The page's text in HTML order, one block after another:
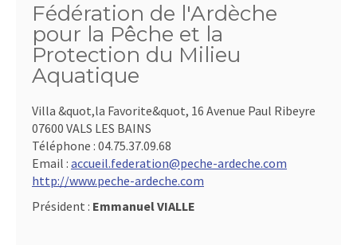
Fédération de l'Ardèche
pour la Pêche et la
Protection du Milieu
Aquatique
Villa &quot,la Favorite&quot, 16 Avenue Paul Ribeyre
07600 VALS LES BAINS
Téléphone : 04.75.37.09.68
Email : accueil.federation@peche-ardeche.com
http://www.peche-ardeche.com
Président : Emmanuel VIALLE